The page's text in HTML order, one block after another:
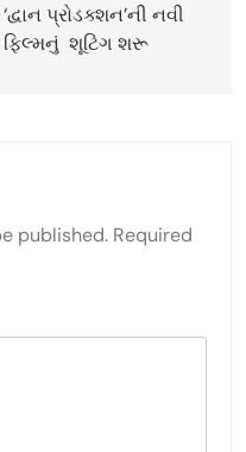
‘દ્વાન પ્રોડક્શન’ની નવી
ફિલ્મનું શૂટિંગ શરૂ
published. Required